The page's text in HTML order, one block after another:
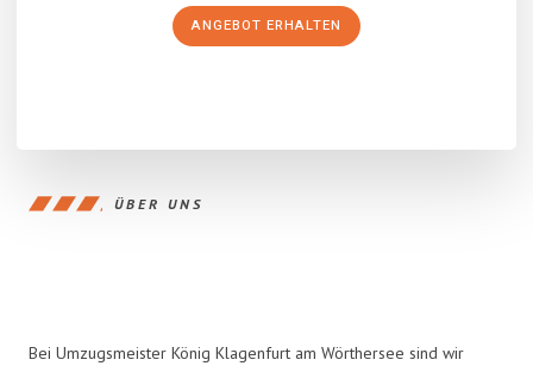
ANGEBOT ERHALTEN
ÜBER UNS
Bei Umzugsmeister König Klagenfurt am Wörthersee sind wir